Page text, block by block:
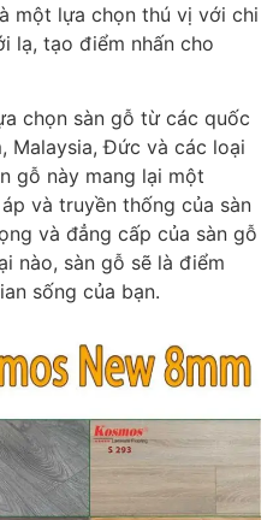
một lựa chọn thú vị với chi
lạ, tạo điểm nhấn cho
chọn sàn gỗ từ các quốc
Malaysia, Đức và các loại
gỗ này mang lại một
và truyền thống của sàn
và đẳng cấp của sàn gỗ
nào, sàn gỗ sẽ là điểm
sống của bạn.